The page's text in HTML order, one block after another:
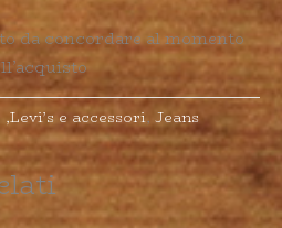
da concordare al momento
e accessori, Jeans